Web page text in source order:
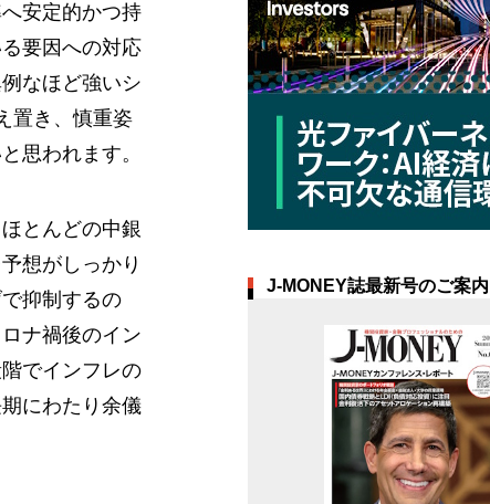
安定的かつ持
要因への対応
なほど強いシ
置き、慎重姿
思われます。
とんどの中銀
想がしっかり
抑制するの
ナ禍後のイン
でインフレの
にわたり余儀
J-MONEY誌最新号のご案内